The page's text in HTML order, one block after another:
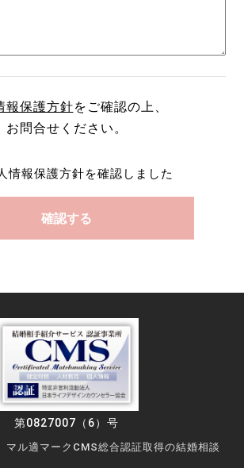
報保護方針をご確認の上、
お問合せください。
情報保護方針を確認しました
第0827007（6）号
マル適マークCMS総合認証取得の結婚相談